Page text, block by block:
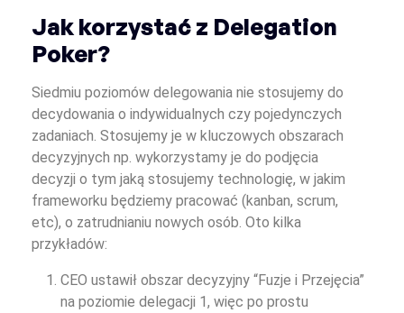
Jak korzystać z Delegation
Poker?
Siedmiu poziomów delegowania nie stosujemy do
decydowania o indywidualnych czy pojedynczych
zadaniach. Stosujemy je w kluczowych obszarach
decyzyjnych np. wykorzystamy je do podjęcia
decyzji o tym jaką stosujemy technologię, w jakim
frameworku będziemy pracować (kanban, scrum,
etc), o zatrudnianiu nowych osób. Oto kilka
przykładów:
CEO ustawił obszar decyzyjny “Fuzje i Przejęcia”
na poziomie delegacji 1, więc po prostu